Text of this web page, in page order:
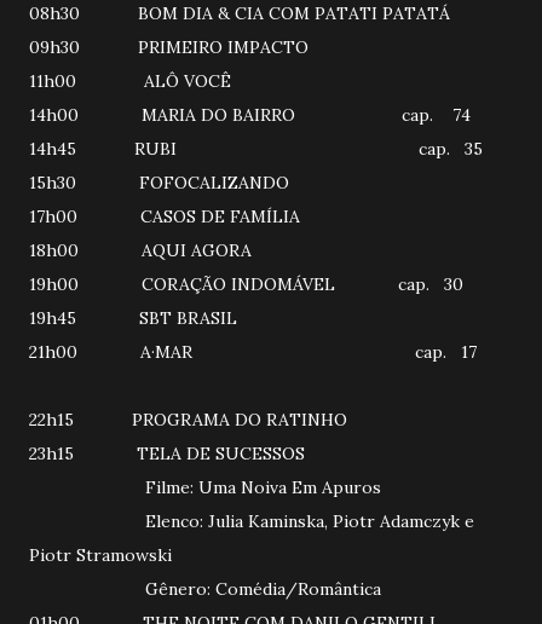
08h30 BOM DIA & CIA COM PATATI PATATÁ
09h30 PRIMEIRO IMPACTO
11h00 ALÔ VOCÊ
14h00 MARIA DO BAIRRO cap. 74
14h45 RUBI cap. 35
15h30 FOFOCALIZANDO
17h00 CASOS DE FAMÍLIA
18h00 AQUI AGORA
19h00 CORAÇÃO INDOMÁVEL cap. 30
19h45 SBT BRASIL
21h00 A·MAR cap. 17
22h15 PROGRAMA DO RATINHO
23h15 TELA DE SUCESSOS
Filme: Uma Noiva Em Apuros
Elenco: Julia Kaminska, Piotr Adamczyk e
Piotr Stramowski
Gênero: Comédia/Romântica